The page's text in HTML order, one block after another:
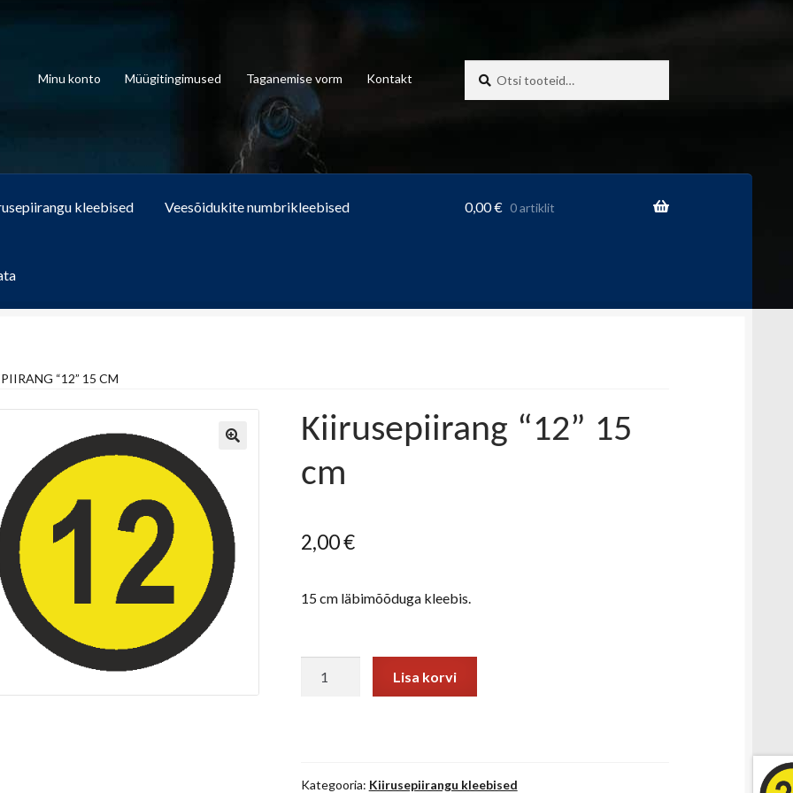
Minu konto Müügitingimused Taganemise vorm Kontakt
kleebised Veesõidukite numbrikleebised 0,00€ 0 artiklit
“12” 15 CM
Kiirusepiirang “12” 15
cm
2,00€
15 cm läbimõõduga kleebis.
Lisa korvi
Kategooria: Kiirusepiirangu kleebised